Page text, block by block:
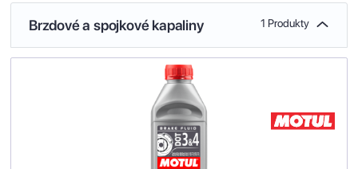
Brzdové a spojkové kapaliny 1 Produkty